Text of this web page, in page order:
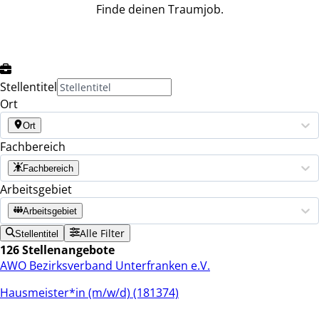
Finde deinen Traumjob.
Stellentitel
Ort
Ort
Fachbereich
Fachbereich
Arbeitsgebiet
Arbeitsgebiet
Stellentitel Alle Filter
126 Stellenangebote
AWO Bezirksverband Unterfranken e.V.
Hausmeister*in (m/w/d) (181374)